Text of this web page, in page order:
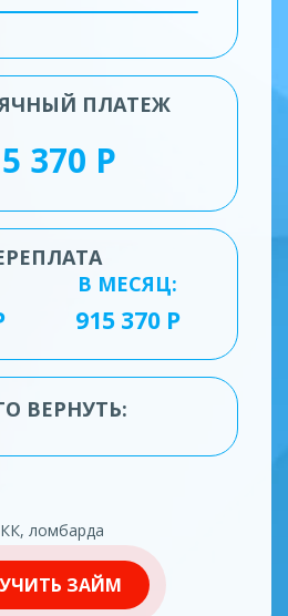
ПЛАТЕЖ
В МЕСЯЦ:
ВЕРНУТЬ:
ломбарда
ЗАЙМ